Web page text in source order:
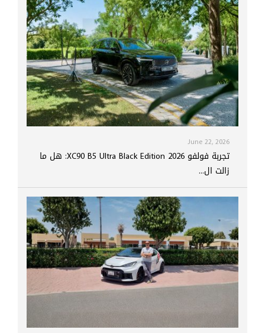
June 22, 2026
تجربة فولفو XC90 B5 Ultra Black Edition 2026: هل ما
زالت ال...